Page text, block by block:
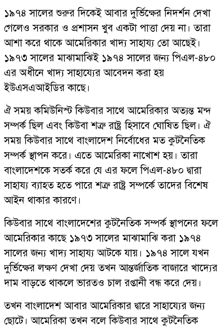
১৯৭৪ সালের শুরুর দিকেই আবার দুর্ভিক্ষের নিদর্শন দেখা
গেলেও সরকার ও প্রশাসন খুব একটা পাত্তা দেয় না। তারা
আশা করে থাকে আমেরিকার খাদ্য সাহায্য তো আছেই।
১৯৭৩ সালের মাঝামাঝিই ১৯৭৪ সালের জন্য পিএল-৪৮০
এর অধীনে খাদ্য সাহায্যের আবেদন করা হয়
ইউএসএআইডির কাছে।
ঐ সময় কমিউনিস্ট কিউবার সাথে আমেরিকার অত্যন্ত মন্দ
সম্পর্ক ছিল এবং কিউবা শত্রু রাষ্ট্র হিসাবে ঘোষিত ছিল। ঐ
সময় কিউবার সাথে বাংলাদেশ নির্বোধের মত কুটনৈতিক
সম্পর্ক স্থাপন করে। এতে আমেরিকা নাখোশ হয়। তারা
বাংলাদেশকে সতর্ক করে যে এর ফলে পিএল-৪৮০ দ্বারা
সাহায্য ব্যাহত হতে পারে শত্রু রাষ্ট্র সম্পর্কে তাদের বিশেষ
আইন থাকার কারণে।
কিউবার সাথে বাংলাদেশের কুটনৈতিক সম্পর্ক স্থাপনের ফলে
আমেরিকার কাছে ১৯৭৩ সালের মাঝামাঝি করা ১৯৭৪
সালের জন্য খাদ্য সাহায্য আটকে যায়। ১৯৭৪ সালে যখন
দুর্ভিক্ষের লক্ষণ দেখা দেয় তখন আন্তর্জাতিক বাজারে খাদ্যের
দাম বাড়তে থাকলে ভারতও চাল রপ্তানী বন্ধ করে দেয়।
তখন বাংলাদেশ আবার আমেরিকার দ্বারে সাহায্যের জন্য
ছোটে। আমেরিকা তখন বলে কিউবার সাথে কুটনৈতিক